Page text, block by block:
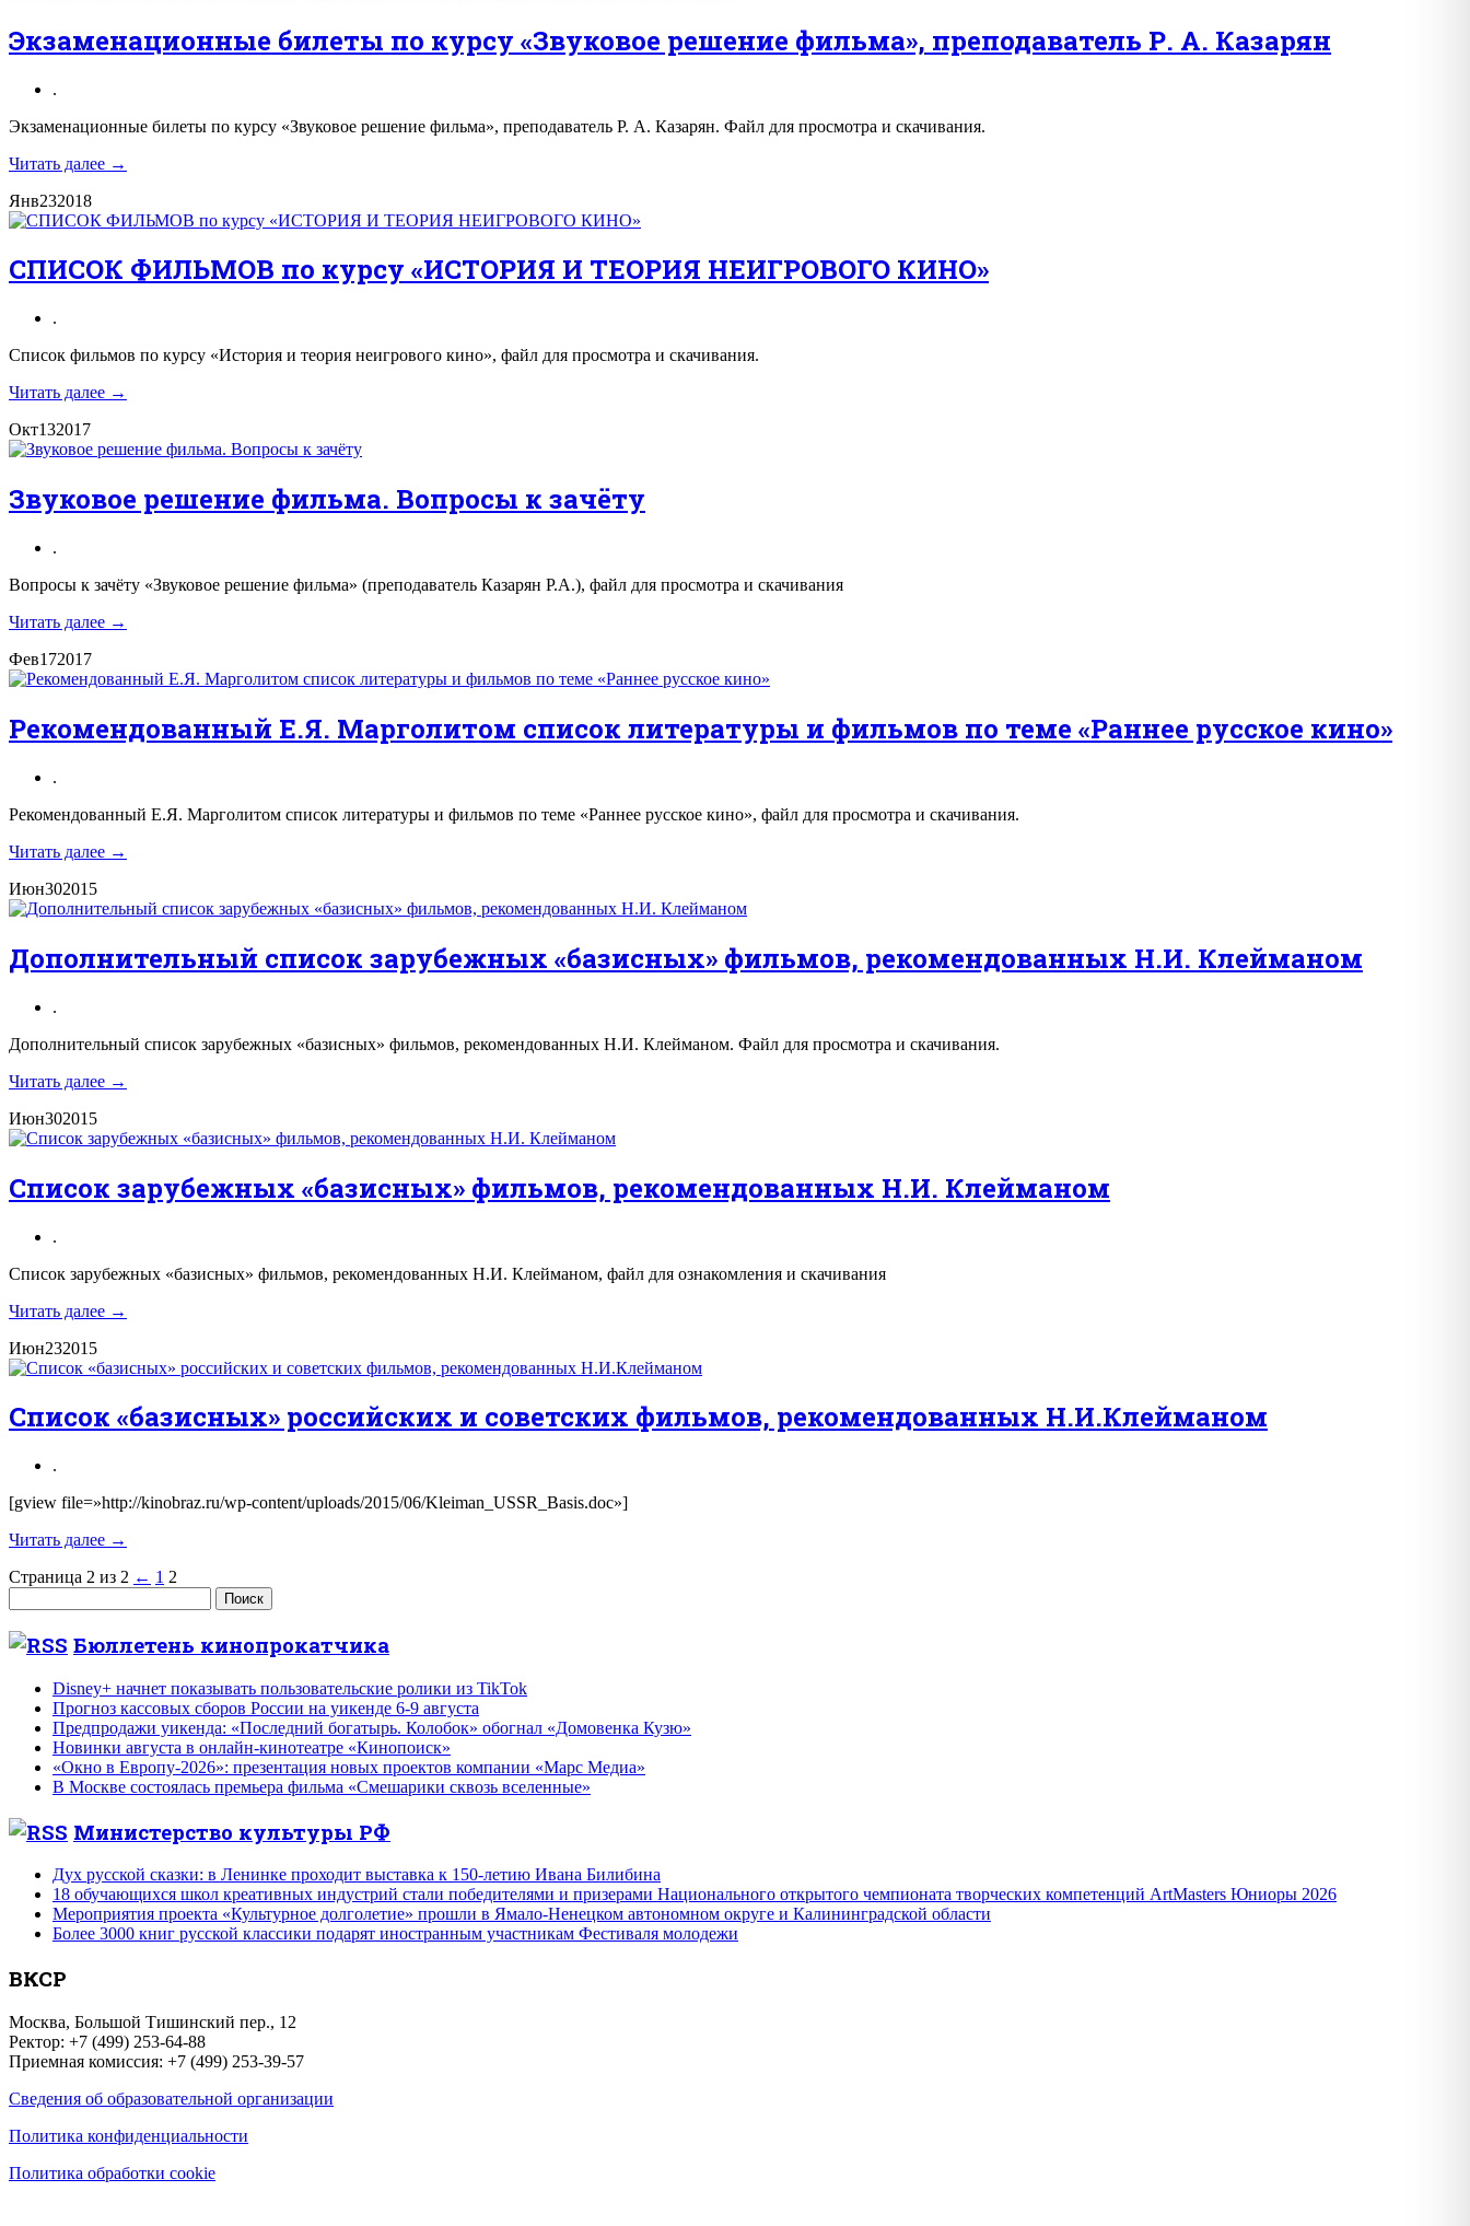
Экзаменационные билеты по курсу «Звуковое решение фильма», преподаватель Р. А. Казарян
.
Экзаменационные билеты по курсу «Звуковое решение фильма», преподаватель Р. А. Казарян. Файл для просмотра и скачивания.
Читать далее →
Янв232018
СПИСОК ФИЛЬМОВ по курсу «ИСТОРИЯ И ТЕОРИЯ НЕИГРОВОГО КИНО»
.
Список фильмов по курсу «История и теория неигрового кино», файл для просмотра и скачивания.
Читать далее →
Окт132017
Звуковое решение фильма. Вопросы к зачёту
.
Вопросы к зачёту «Звуковое решение фильма» (преподаватель Казарян Р.А.), файл для просмотра и скачивания
Читать далее →
Фев172017
Рекомендованный Е.Я. Марголитом список литературы и фильмов по теме «Раннее русское кино»
.
Рекомендованный Е.Я. Марголитом список литературы и фильмов по теме «Раннее русское кино», файл для просмотра и скачивания.
Читать далее →
Июн302015
Дополнительный список зарубежных «базисных» фильмов, рекомендованных Н.И. Клейманом
.
Дополнительный список зарубежных «базисных» фильмов, рекомендованных Н.И. Клейманом. Файл для просмотра и скачивания.
Читать далее →
Июн302015
Список зарубежных «базисных» фильмов, рекомендованных Н.И. Клейманом
.
Список зарубежных «базисных» фильмов, рекомендованных Н.И. Клейманом, файл для ознакомления и скачивания
Читать далее →
Июн232015
Список «базисных» российских и советских фильмов, рекомендованных Н.И.Клейманом
.
[gview file=»http://kinobraz.ru/wp-content/uploads/2015/06/Kleiman_USSR_Basis.doc»]
Читать далее →
Страница 2 из 2 ← 1 2
Бюллетень кинопрокатчика
Disney+ начнет показывать пользовательские ролики из TikTok
Прогноз кассовых сборов России на уикенде 6-9 августа
Предпродажи уикенда: «Последний богатырь. Колобок» обогнал «Домовенка Кузю»
Новинки августа в онлайн-кинотеатре «Кинопоиск»
«Окно в Европу-2026»: презентация новых проектов компании «Марс Медиа»
В Москве состоялась премьера фильма «Смешарики сквозь вселенные»
Министерство культуры РФ
Дух русской сказки: в Ленинке проходит выставка к 150-летию Ивана Билибина
18 обучающихся школ креативных индустрий стали победителями и призерами Национального открытого чемпионата творческих компетенций ArtMasters Юниоры 2026
Мероприятия проекта «Культурное долголетие» прошли в Ямало-Ненецком автономном округе и Калининградской области
Более 3000 книг русской классики подарят иностранным участникам Фестиваля молодежи
ВКСР
Москва, Большой Тишинский пер., 12
Ректор: +7 (499) 253-64-88
Приемная комиссия: +7 (499) 253-39-57
Сведения об образовательной организации
Политика конфиденциальности
Политика обработки cookie